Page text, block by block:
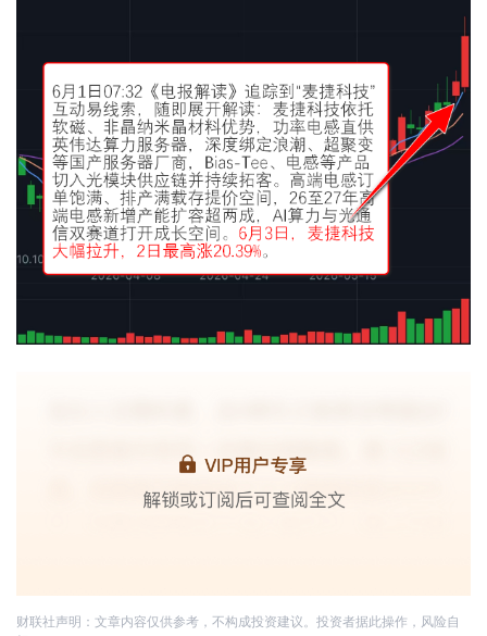
财联社声明：文章内容仅供参考，不构成投资建议。投资者据此操作，风险自